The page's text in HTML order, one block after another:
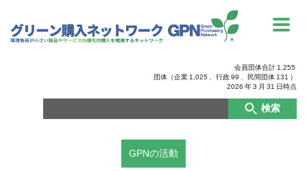
会員団体合計 1,255
団体（企業 1,025 、行政99 民間団体 131 ）
2026 年3 月 31 日時点
検索
GPNの活動